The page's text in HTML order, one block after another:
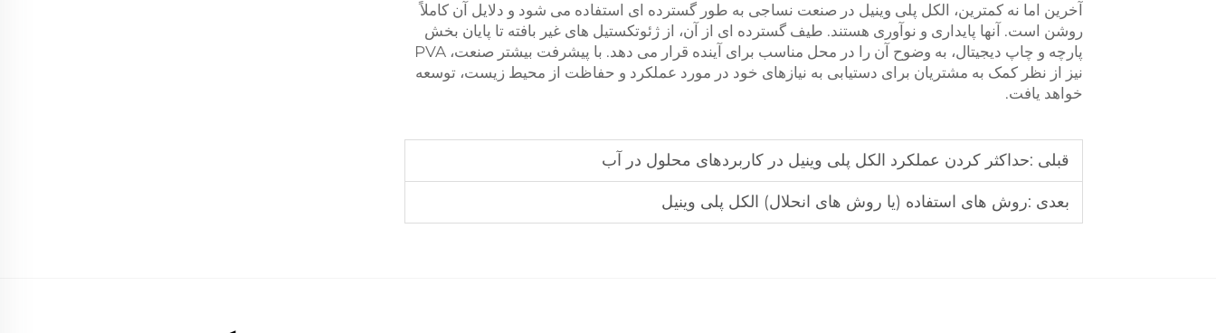
آخرین اما نه کمترین، الکل پلی وینیل در صنعت نساجی به طور گسترده ای استفاده می شود و دلایل آن کاملاً
روشن است. آنها پایداری و نوآوری هستند. طیف گسترده ای از آن، از ژئوتکستیل های غیر بافته تا پایان بخش
پارچه و چاپ دیجیتال، به وضوح آن را در محل مناسب برای آینده قرار می دهد. با پیشرفت بیشتر صنعت، PVA
نیز از نظر کمک به مشتریان برای دستیابی به نیازهای خود در مورد عملکرد و حفاظت از محیط زیست، توسعه
خواهد یافت.
قبلی :حداکثر کردن عملکرد الکل پلی وینیل در کاربردهای محلول در آب
بعدی :روش های استفاده (یا روش های انحلال) الکل پلی وینیل